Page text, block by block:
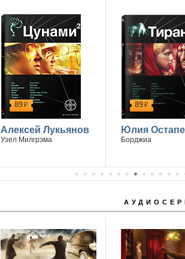
89р
Алексей Лукьянов
Узел Милгрэма
89р
Юлия
Борджиа